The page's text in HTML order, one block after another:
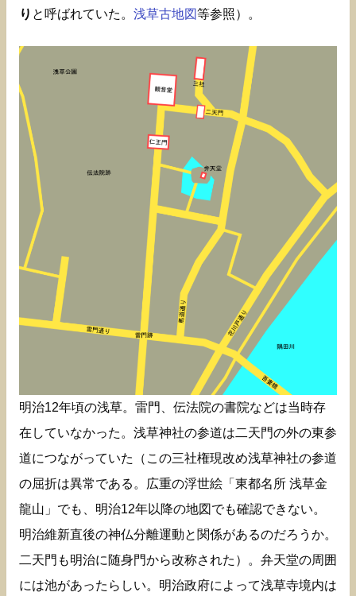
り と呼ばれていた。 浅草古地図等参照）。
明治12年頃の浅草。雷門、伝法院の書院などは当時存
在していなかった。浅草神社の参道は二天門の外の東参
道につながっていた（この三社権現改め浅草神社の参道
の屈折は異常である。広重の浮世絵「東都名所 浅草金
龍山」でも、明治12年以降の地図でも確認できない。
明治維新直後の神仏分離運動と関係があるのだろうか。
二天門も明治に随身門から改称された）。弁天堂の周囲
には池があったらしい。明治政府によって浅草寺境内は